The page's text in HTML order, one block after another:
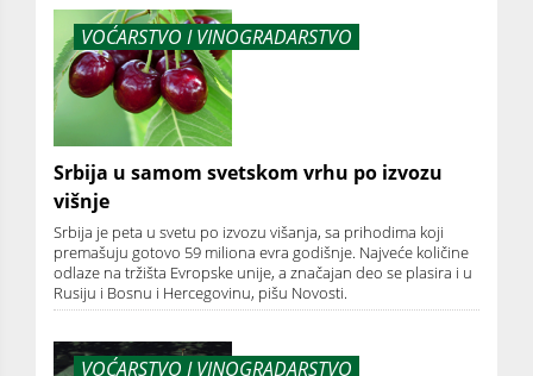
VOĆARSTVO I VINOGRADARSTVO
Srbija u samom svetskom vrhu po izvozu
višnje
Srbija je peta u svetu po izvozu višanja, sa prihodima koji
premašuju gotovo 59 miliona evra godišnje. Najveće količine
odlaze na tržišta Evropske unije, a značajan deo se plasira i u
Rusiju i Bosnu i Hercegovinu, pišu Novosti.
VOĆARSTVO I VINOGRADARSTVO